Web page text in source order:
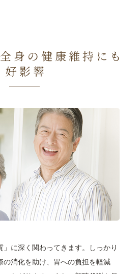
身の健康維持にも
好影響
」に深く関わってきます。しっかり
の消化を助け、胃への負担を軽減